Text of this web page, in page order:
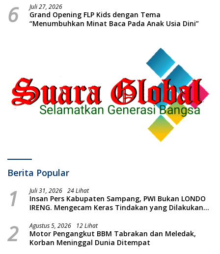
6 Juli 27, 2026
Grand Opening FLP Kids dengan Tema
“Menumbuhkan Minat Baca Pada Anak Usia Dini”
Berita Popular
1 Juli 31, 2026 24 Lihat
Insan Pers Kabupaten Sampang, PWI Bukan LONDO
IRENG. Mengecam Keras Tindakan yang Dilakukan
2 Agustus 5, 2026 12 Lihat
Motor Pengangkut BBM Tabrakan dan Meledak,
Korban Meninggal Dunia Ditempat